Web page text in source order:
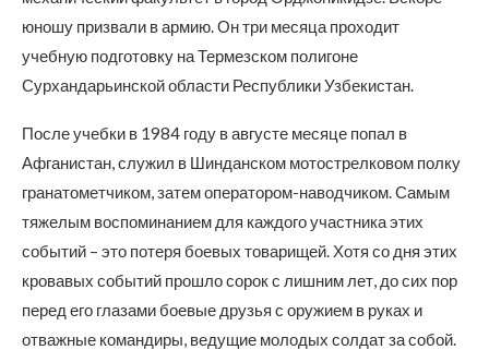
юношу призвали в армию. Он три месяца проходит
учебную подготовку на Термезском полигоне
Сурхандарьинской области Республики Узбекистан.
После учебки в 1984 году в августе месяце попал в
Афганистан, служил в Шинданском мотострелковом полку
гранатометчиком, затем оператором-наводчиком. Самым
тяжелым воспоминанием для каждого участника этих
событий – это потеря боевых товарищей. Хотя со дня этих
кровавых событий прошло сорок с лишним лет, до сих пор
перед его глазами боевые друзья с оружием в руках и
отважные командиры, ведущие молодых солдат за собой.